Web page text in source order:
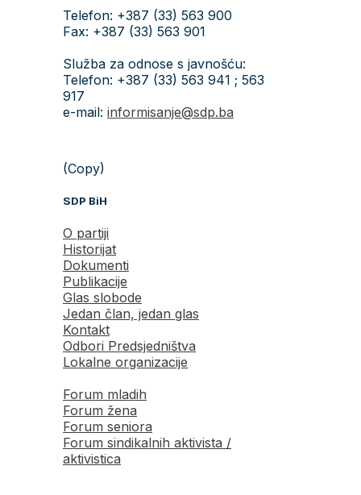
Telefon: +387 (33) 563 900
Fax: +387 (33) 563 901
Služba za odnose s javnošću:
Telefon: +387 (33) 563 941 ; 563
917
e-mail: informisanje@sdp.ba
(Copy)
SDP BiH
O partiji
Historijat
Dokumenti
Publikacije
Glas slobode
Jedan član, jedan glas
Kontakt
Odbori Predsjedništva
Lokalne organizacije
Forum mladih
Forum žena
Forum seniora
Forum sindikalnih aktivista /
aktivistica